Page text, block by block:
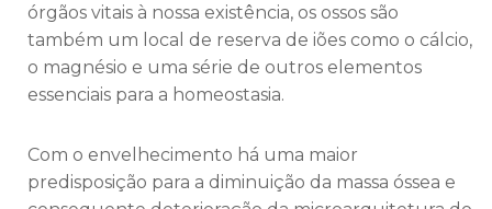
órgãos vitais à nossa existência, os ossos são
também um local de reserva de iões como o cálcio,
o magnésio e uma série de outros elementos
essenciais para a homeostasia.
Com o envelhecimento há uma maior
predisposição para a diminuição da massa óssea e